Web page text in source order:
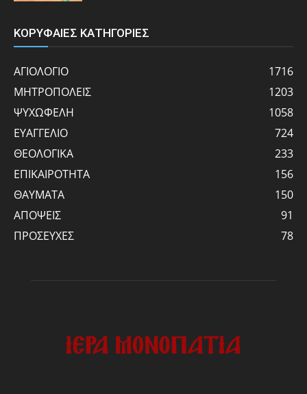
ΚΟΡΥΦΑΙΕΣ ΚΑΤΗΓΟΡΙΕΣ
ΑΓΙΟΛΟΓΙΟ
1716
ΜΗΤΡΟΠΟΛΕΙΣ
1203
ΨΥΧΩΦΕΛΗ
1058
ΕΥΑΓΓΕΛΙΟ
724
ΘΕΟΛΟΓΙΚΑ
233
ΕΠΙΚΑΙΡΟΤΗΤΑ
156
ΘΑΥΜΑΤΑ
150
ΑΠΟΨΕΙΣ
91
ΠΡΟΣΕΥΧΕΣ
78